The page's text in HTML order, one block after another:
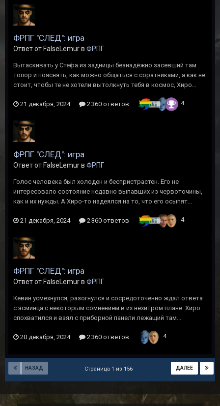
ФРПГ "СЛЕД": игра
Ответ от FalseLemur в ФРПГ
Вытаскивать у Стефа из задницы безнадёжно засевший там
топор и пояснять, как можно общаться с соратниками, а как не
стоит, чтобы те не хотели вытолкнуть тебя в космос, Хиро...
21 декабря, 2024 2 360 ответов 4
ФРПГ "СЛЕД": игра
Ответ от FalseLemur в ФРПГ
Голос человека был холоден и беспристрастен. Его не
интересовало состояние недавно выпавших из червоточины,
как и их нужды. А Хиро-то надеялся на то, что его осыпят...
21 декабря, 2024 2 360 ответов 4
ФРПГ "СЛЕД": игра
Ответ от FalseLemur в ФРПГ
Кевин усмехнулся, разогнулся и сосредоточенно ждал ответа
с эсминца с некоторым сомнением в их нехитром плане. Хиро
спохватился и взял с приборной панели лежащий там...
20 декабря, 2024 2 360 ответов 4
НАЗАД ДАЛЕЕ
Страница 1 из 156